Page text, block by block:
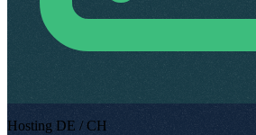
Hosting DE / CH